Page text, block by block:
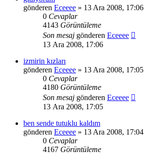
gönderen Eceeee » 13 Ara 2008, 17:06
0 Cevaplar
4143 Görüntüleme
Son mesaj gönderen Eceeee
13 Ara 2008, 17:06
izmirin kızları
gönderen Eceeee » 13 Ara 2008, 17:05
0 Cevaplar
4180 Görüntüleme
Son mesaj gönderen Eceeee
13 Ara 2008, 17:05
ben sende tutuklu kaldım
gönderen Eceeee » 13 Ara 2008, 17:04
0 Cevaplar
4167 Görüntüleme